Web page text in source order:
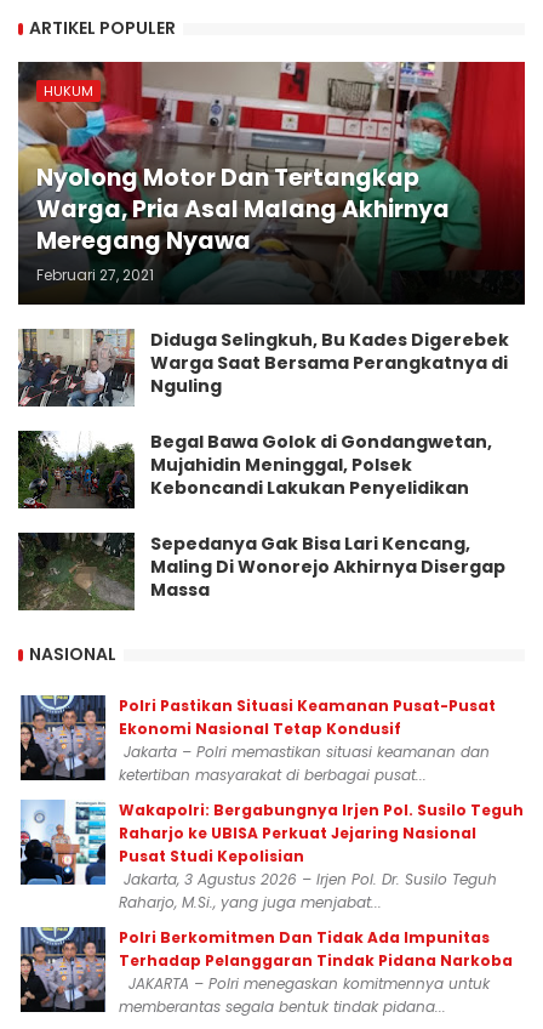
ARTIKEL POPULER
HUKUM
Nyolong Motor Dan Tertangkap
Warga, Pria Asal Malang Akhirnya
Meregang Nyawa
Februari 27, 2021
Diduga Selingkuh, Bu Kades Digerebek
Warga Saat Bersama Perangkatnya di
Nguling
Begal Bawa Golok di Gondangwetan,
Mujahidin Meninggal, Polsek
Keboncandi Lakukan Penyelidikan
Sepedanya Gak Bisa Lari Kencang,
Maling Di Wonorejo Akhirnya Disergap
Massa
NASIONAL
Polri Pastikan Situasi Keamanan Pusat-Pusat
Ekonomi Nasional Tetap Kondusif
Jakarta – Polri memastikan situasi keamanan dan
ketertiban masyarakat di berbagai pusat...
Wakapolri: Bergabungnya Irjen Pol. Susilo Teguh
Raharjo ke UBISA Perkuat Jejaring Nasional
Pusat Studi Kepolisian
Jakarta, 3 Agustus 2026 – Irjen Pol. Dr. Susilo Teguh
Raharjo, M.Si., yang juga menjabat...
Polri Berkomitmen Dan Tidak Ada Impunitas
Terhadap Pelanggaran Tindak Pidana Narkoba
JAKARTA – Polri menegaskan komitmennya untuk
memberantas segala bentuk tindak pidana...